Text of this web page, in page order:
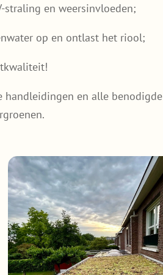
en weersinvloeden;
op en ontlast het riool;
en alle benodigde